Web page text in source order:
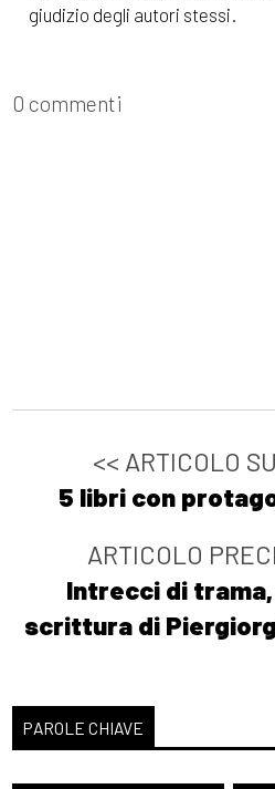
pagina 69
[18] Risorgemia,
[11] Zetafobia
morta, di
pagina 69
imbianchino,
Grassulini: pagina
giudizio degli autori stessi.
0 commenti
<< ARTICOLO
5 libri con
ARTICOLO
Intrecci di
scrittura di
PAROLE CHIAVE